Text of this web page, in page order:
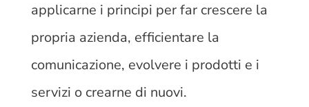
applicarne i principi per far crescere la
propria azienda, efficientare la
comunicazione, evolvere i prodotti e i
servizi o crearne di nuovi.